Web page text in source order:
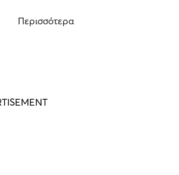
Περισσότερα